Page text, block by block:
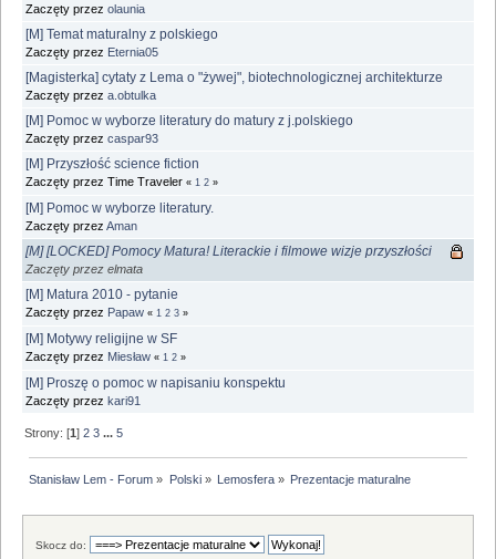
Zaczęty przez olaunia
[M] Temat maturalny z polskiego
Zaczęty przez Eternia05
[Magisterka] cytaty z Lema o "żywej", biotechnologicznej architekturze
Zaczęty przez a.obtulka
[M] Pomoc w wyborze literatury do matury z j.polskiego
Zaczęty przez caspar93
[M] Przyszłość science fiction
Zaczęty przez Time Traveler « 1 2 »
[M] Pomoc w wyborze literatury.
Zaczęty przez Aman
[M] [LOCKED] Pomocy Matura! Literackie i filmowe wizje przyszłości
Zaczęty przez elmata
[M] Matura 2010 - pytanie
Zaczęty przez Papaw « 1 2 3 »
[M] Motywy religijne w SF
Zaczęty przez Miesław « 1 2 »
[M] Proszę o pomoc w napisaniu konspektu
Zaczęty przez kari91
Strony: [1]2 3 ...5
Stanisław Lem - Forum » Polski» Lemosfera» Prezentacje maturalne
Skocz do: